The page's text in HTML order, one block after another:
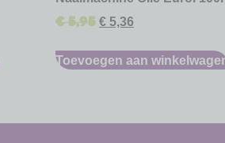
€5,95 € 5,36
Toevoegen aan